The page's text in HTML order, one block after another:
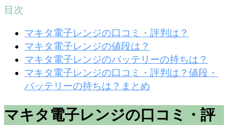
目次
マキタ電子レンジの口コミ・評判は？
マキタ電子レンジの値段は？
マキタ電子レンジのバッテリーの持ちは？
マキタ電子レンジの口コミ・評判は？値段・
バッテリーの持ちは？まとめ
マキタ電子レンジの口コミ・評